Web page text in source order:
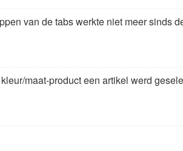
van de tabs werkte niet meer sinds
maat-product een artikel werd